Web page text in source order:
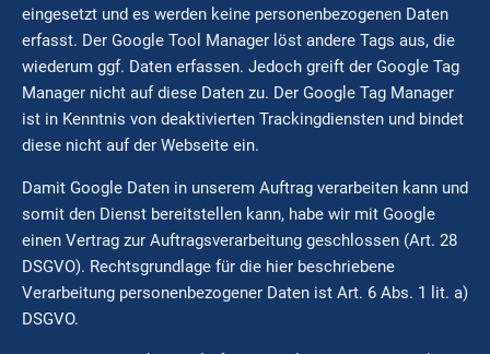
eingesetzt und es werden keine personenbezogenen Daten
erfasst. Der Google Tool Manager löst andere Tags aus, die
wiederum ggf. Daten erfassen. Jedoch greift der Google Tag
Manager nicht auf diese Daten zu. Der Google Tag Manager
ist in Kenntnis von deaktivierten Trackingdiensten und bindet
diese nicht auf der Webseite ein.
Damit Google Daten in unserem Auftrag verarbeiten kann und
somit den Dienst bereitstellen kann, habe wir mit Google
einen Vertrag zur Auftragsverarbeitung geschlossen (Art. 28
DSGVO). Rechtsgrundlage für die hier beschriebene
Verarbeitung personenbezogener Daten ist Art. 6 Abs. 1 lit. a)
DSGVO.